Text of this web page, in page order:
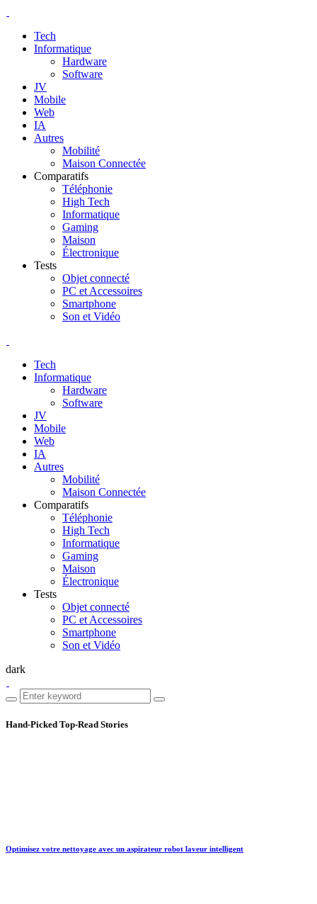
Tech
Informatique
Hardware
Software
JV
Mobile
Web
IA
Autres
Mobilité
Maison Connectée
Comparatifs
Téléphonie
High Tech
Informatique
Gaming
Maison
Électronique
Tests
Objet connecté
PC et Accessoires
Smartphone
Son et Vidéo
Tech
Informatique
Hardware
Software
JV
Mobile
Web
IA
Autres
Mobilité
Maison Connectée
Comparatifs
Téléphonie
High Tech
Informatique
Gaming
Maison
Électronique
Tests
Objet connecté
PC et Accessoires
Smartphone
Son et Vidéo
dark
Hand-Picked Top-Read Stories
Optimisez votre nettoyage avec un aspirateur robot laveur intelligent